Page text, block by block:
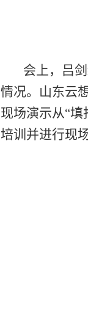
会上，吕
情况。山东云
现场演示从“
培训并进行现